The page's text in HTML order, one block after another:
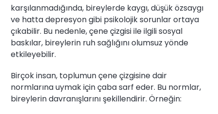
karşılanmadığında, bireylerde kaygı, düşük özsaygı
ve hatta depresyon gibi psikolojik sorunlar ortaya
çıkabilir. Bu nedenle, çene çizgisi ile ilgili sosyal
baskılar, bireylerin ruh sağlığını olumsuz yönde
etkileyebilir.
Birçok insan, toplumun çene çizgisine dair
normlarına uymak için çaba sarf eder. Bu normlar,
bireylerin davranışlarını şekillendirir. Örneğin: